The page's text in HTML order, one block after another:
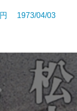
1973/04/03